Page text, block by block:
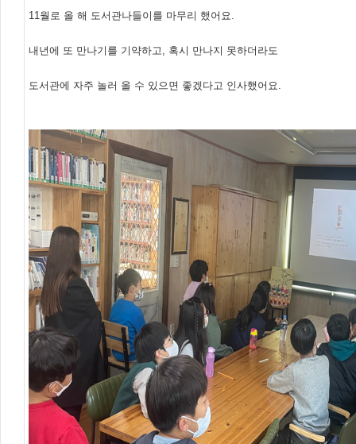
11월로 올 해 도서관나들이를 마무리 했어요.
내년에 또 만나기를 기약하고, 혹시 만나지 못하더라도
도서관에 자주 놀러 올 수 있으면 좋겠다고 인사했어요.